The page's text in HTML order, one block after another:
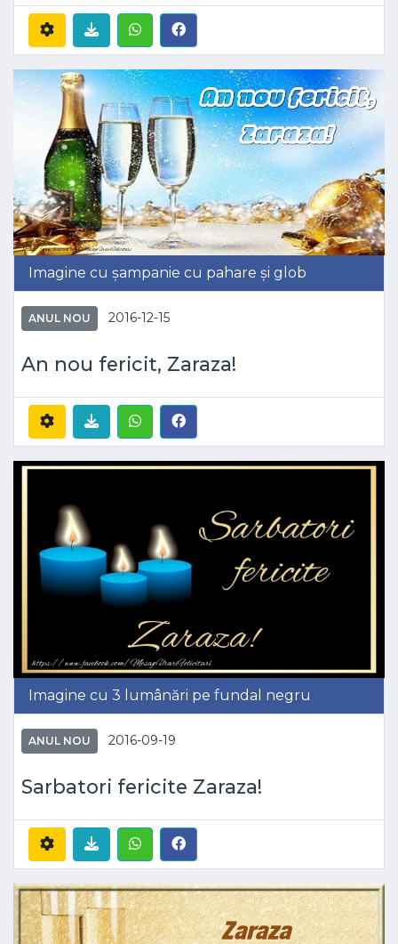
Imagine cu șampanie cu pahare și glob
ANUL NOU 2016-12-15
An nou fericit, Zaraza!
Imagine cu 3 lumânări pe fundal negru
ANUL NOU 2016-09-19
Sarbatori fericite Zaraza!